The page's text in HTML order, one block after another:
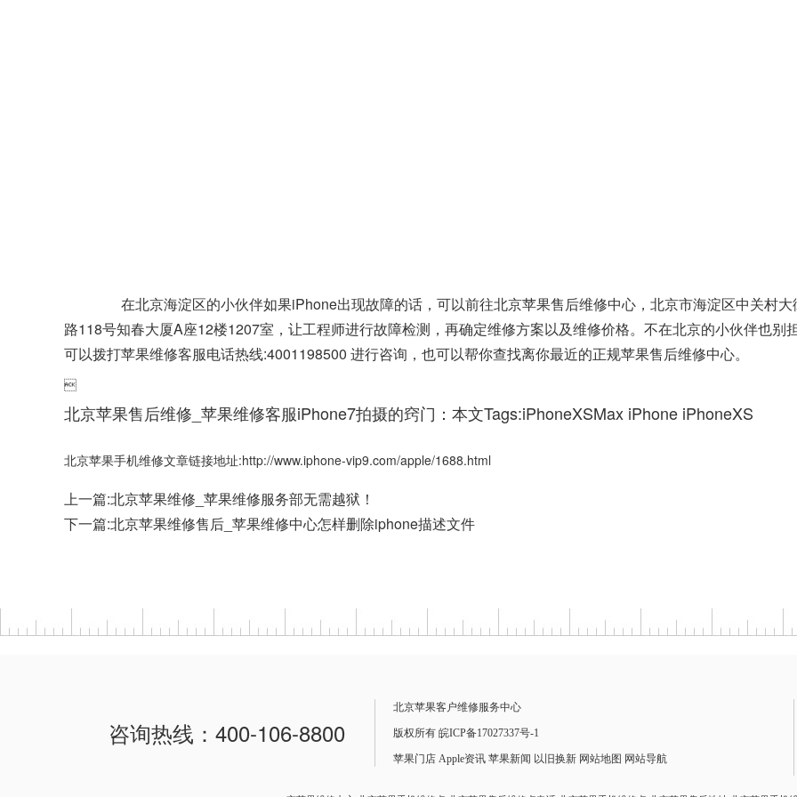
在北京海淀区的小伙伴如果iPhone出现故障的话，可以前往北京苹果售后维修中心，北京市海淀区中关村大
路118号知春大厦A座12楼1207室，让工程师进行故障检测，再确定维修方案以及维修价格。不在北京的小伙伴也别
可以拨打苹果维修客服电话热线:4001198500 进行咨询，也可以帮你查找离你最近的正规苹果售后维修中心。

北京苹果售后维修_苹果维修客服iPhone7拍摄的窍门：本文Tags:iPhoneXSMax iPhone iPhoneXS
北京苹果手机维修文章链接地址:http://www.iphone-vip9.com/apple/1688.html
上一篇:北京苹果维修_苹果维修服务部无需越狱！
下一篇:北京苹果维修售后_苹果维修中心怎样删除iphone描述文件
咨询热线：400-106-8800
北京苹果客户维修服务中心
版权所有 皖ICP备17027337号-1
苹果门店 Apple资讯 苹果新闻 以旧换新 网站地图 网站导航